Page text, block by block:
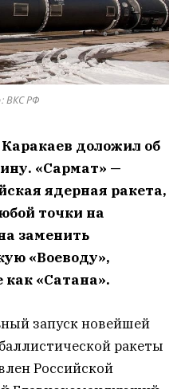
ВКС РФ
доложил об
«Сармат» —
ядерная ракета,
точки на
заменить
«Воеводу»,
«Сатана».
запуск новейшей
ракеты
Российской